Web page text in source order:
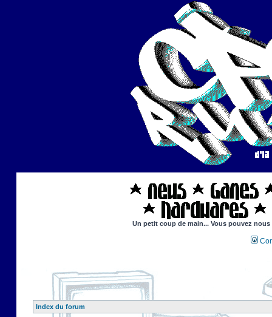
Un petit coup de main... Vous pouvez
Index du forum